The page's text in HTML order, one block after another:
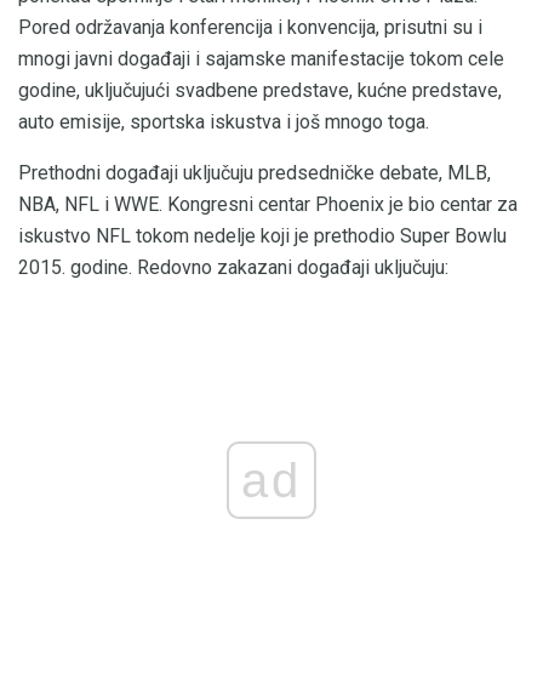
Pored održavanja konferencija i konvencija, prisutni su i
mnogi javni događaji i sajamske manifestacije tokom cele
godine, uključujući svadbene predstave, kućne predstave,
auto emisije, sportska iskustva i još mnogo toga.
Prethodni događaji uključuju predsedničke debate, MLB,
NBA, NFL i WWE. Kongresni centar Phoenix je bio centar za
iskustvo NFL tokom nedelje koji je prethodio Super Bowlu
2015. godine. Redovno zakazani događaji uključuju:
ad